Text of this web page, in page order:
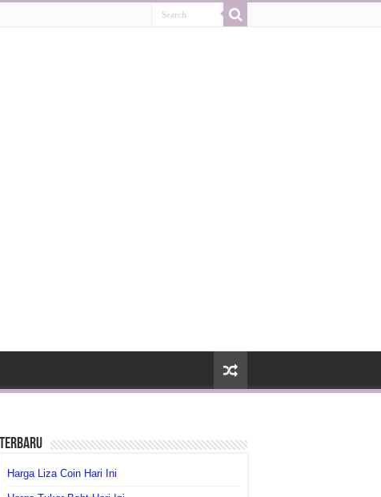
Terbaru
Harga Liza Coin Hari Ini